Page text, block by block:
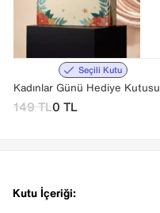
Seçili Kutu
Kadınlar Günü Hediye Kutusu
149TL0 TL
Kutu İçeriği: